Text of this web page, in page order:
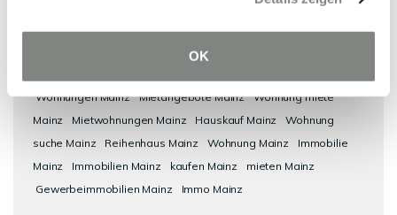
OK
Eigentumswohnungen Mainz
Wohnungssuche Mainz
Einfamilienhäuser Mainz
Bürofläche
Immobilienkauf Mainz
Wohnungen Mainz
Mietangebote Mainz
Wohnung miete
Mainz
Mietwohnungen Mainz Hauskauf Mainz
Wohnung
suche Mainz
Reihenhaus Mainz Wohnung Mainz
Immobilie
Mainz
Immobilien Mainz kaufen Mainz
mieten Mainz
Gewerbeimmobilien Mainz
Immo Mainz